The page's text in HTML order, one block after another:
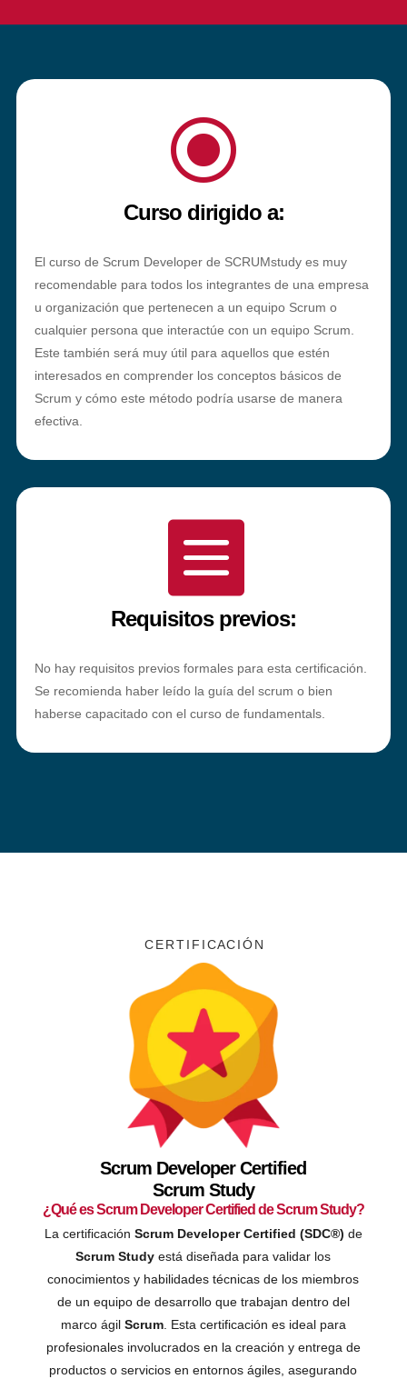
\
Curso dirigido a:
El curso de Scrum Developer de SCRUMstudy es muy
recomendable para todos los integrantes de una empresa
u organización que pertenecen a un equipo Scrum o
cualquier persona que interactúe con un equipo Scrum.
Este también será muy útil para aquellos que estén
interesados en comprender los conceptos básicos de
Scrum y cómo este método podría usarse de manera
efectiva.

Requisitos previos:
No hay requisitos previos formales para esta certificación.
Se recomienda haber leído la guía del scrum o bien
haberse capacitado con el curso de fundamentals.
C E R T I F I C A C I Ó N
Scrum Developer Certified
Scrum Study
¿Qué es Scrum Developer Certified de Scrum Study?
La certificación Scrum Developer Certified (SDC®) de
Scrum Study está diseñada para validar los
conocimientos y habilidades técnicas de los miembros
de un equipo de desarrollo que trabajan dentro del
marco ágil Scrum. Esta certificación es ideal para
profesionales involucrados en la creación y entrega de
productos o servicios en entornos ágiles, asegurando